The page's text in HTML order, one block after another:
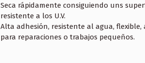
Seca rápidamente consiguiendo uns
resistente a los U.V.
Alta adhesión, resistente al agua,
para reparaciones o trabajos pequeños.